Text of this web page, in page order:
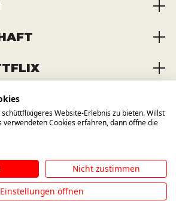
AUF ANDERE
Hinweisgebersystem
Website-Erlebnis zu bieten. Willst
verwendeten Cookies erfahren, dann öffne die
Nicht zustimmen
Einstellungen öffnen